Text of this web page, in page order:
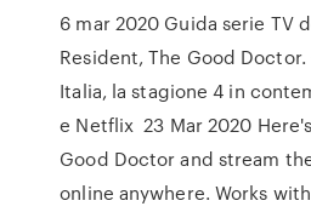
6 mar 2020 Guida serie TV
Resident, The Good Doctor.
Italia, la stagione 4 in
e Netflix 23 Mar 2020
Good Doctor and stream
online anywhere. Works